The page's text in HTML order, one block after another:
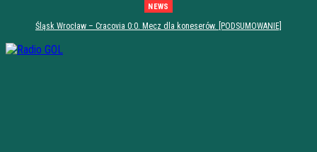
NEWS
Śląsk Wrocław – Cracovia 0:0. Mecz dla koneserów. [PODSUMOWANIE]